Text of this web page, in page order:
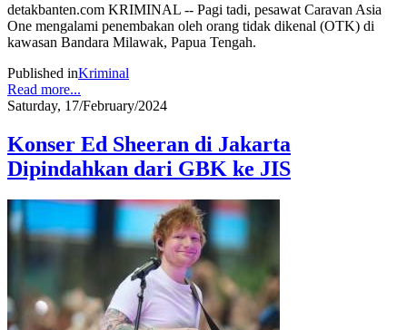
detakbanten.com KRIMINAL -- Pagi tadi, pesawat Caravan Asia
One mengalami penembakan oleh orang tidak dikenal (OTK) di
kawasan Bandara Milawak, Papua Tengah.
Published inKriminal
Read more...
Saturday, 17/February/2024
Konser Ed Sheeran di Jakarta
Dipindahkan dari GBK ke JIS